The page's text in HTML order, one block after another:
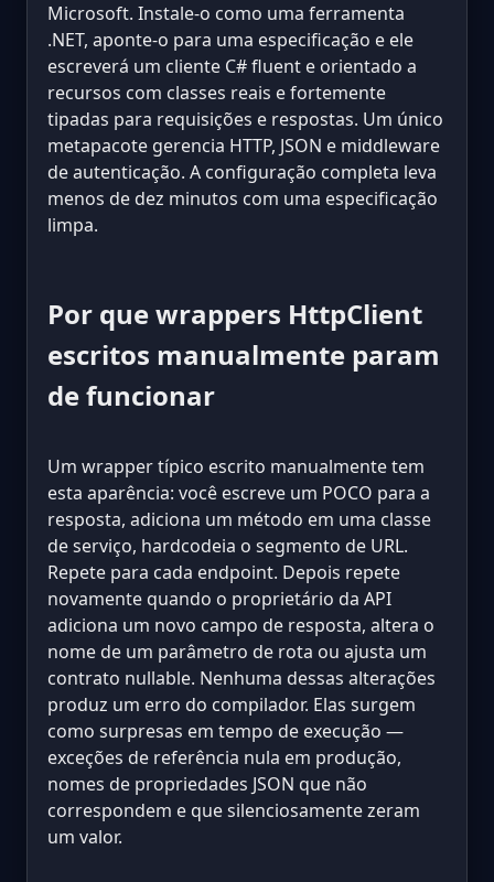
Microsoft. Instale-o como uma ferramenta
.NET, aponte-o para uma especificação e ele
escreverá um cliente C# fluent e orientado a
recursos com classes reais e fortemente
tipadas para requisições e respostas. Um único
metapacote gerencia HTTP, JSON e middleware
de autenticação. A configuração completa leva
menos de dez minutos com uma especificação
limpa.
Por que wrappers HttpClient
escritos manualmente param
de funcionar
Um wrapper típico escrito manualmente tem
esta aparência: você escreve um POCO para a
resposta, adiciona um método em uma classe
de serviço, hardcodeia o segmento de URL.
Repete para cada endpoint. Depois repete
novamente quando o proprietário da API
adiciona um novo campo de resposta, altera o
nome de um parâmetro de rota ou ajusta um
contrato nullable. Nenhuma dessas alterações
produz um erro do compilador. Elas surgem
como surpresas em tempo de execução —
exceções de referência nula em produção,
nomes de propriedades JSON que não
correspondem e que silenciosamente zeram
um valor.